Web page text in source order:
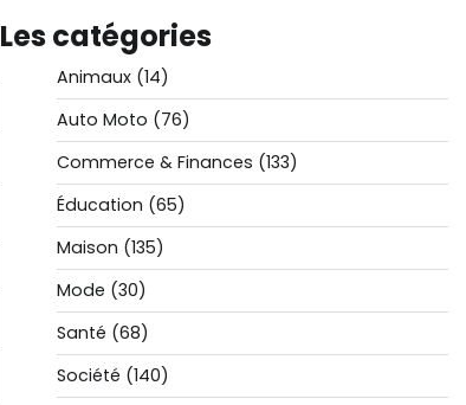
Les catégories
Animaux(14)
Auto Moto (76)
Commerce & Finances (133)
Éducation (65)
Maison (135)
Mode (30)
Santé (68)
Société (140)